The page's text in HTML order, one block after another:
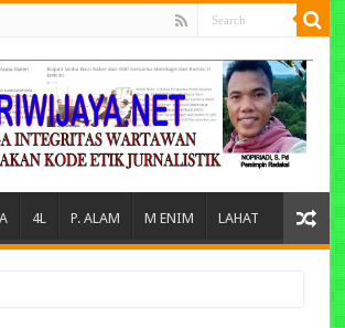
4L P. ALAM M ENIM LAHAT